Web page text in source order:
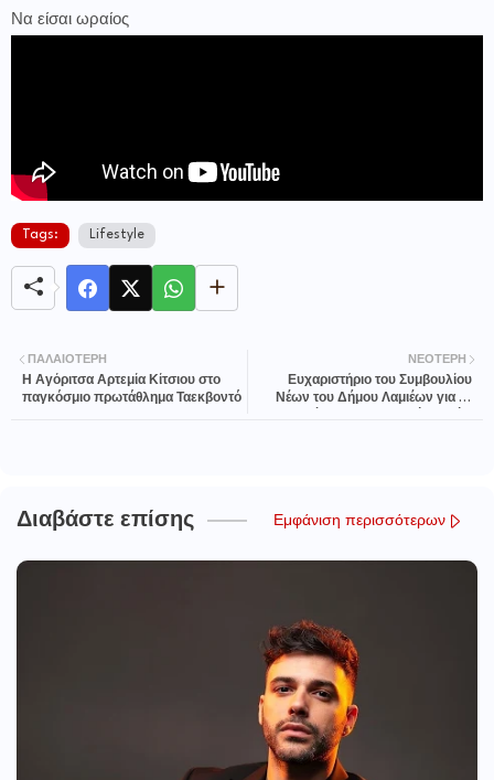
Να είσαι ωραίος
Tags: Lifestyle
ΝΕΌΤΕΡΗ
Ευχαριστήριο του Συμβουλίου
Νέων του Δήμου Λαμιέων για τη
ΠΑΛΑΙΌΤΕΡΗ
Η Αγόριτσα Αρτεμία Κίτσιου στο
παγκόσμιο πρωτάθλημα Ταεκβοντό
Διαβάστε επίσης Εμφάνιση περισσότερων